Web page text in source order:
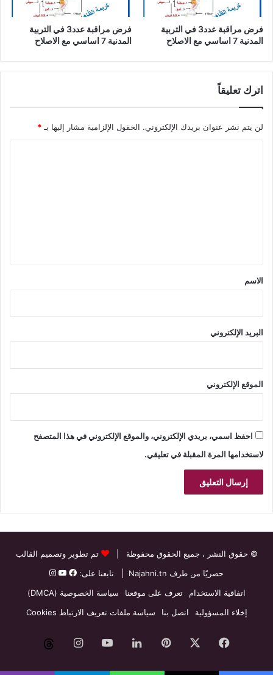
فرض مراقبة عدد3 في التربية
المدنية 7 اساسي مع الاصلاح
فرض مراقبة عدد3 في التربية
المدنية 7 اساسي مع الاصلاح
اترك تعليقاً
لن يتم نشر عنوان بريدك الإلكتروني. الحقول الإلزامية مشار إليها بـ *
*
الاسم
البريد الإلكتروني
الموقع الإلكتروني
احفظ اسمي، بريدي الإلكتروني، والموقع الإلكتروني في هذا المتصفح
لاستخدامها المرة المقبلة في تعليقي.
© حقوق النشر ، جميع الحقوق محفوظة |
تم تطوير وتصميم القالب
حصريًا من طرف Najahni.tn | تابعنا على:
اتفاقية الاستخدام
تعرف على موقعنا
سياسة الخصوصية (DMCA)
إخلاء المسؤولية
اتصل بنا سياسة ملفات تعريف الارتباط Cookies
فيسبوك بينتيريستلينكدإن‫YouTubeانستقرام